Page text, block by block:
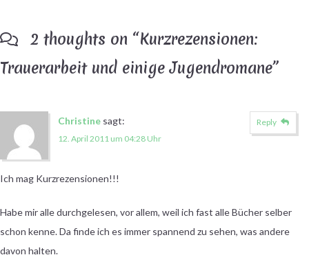
2 thoughts on “Kurzrezensionen:
Trauerarbeit und einige Jugendromane”
Christine sagt:
12. April 2011 um 04:28 Uhr
Ich mag Kurzrezensionen!!!
Habe mir alle durchgelesen, vor allem, weil ich fast alle Bücher selber
schon kenne. Da finde ich es immer spannend zu sehen, was andere
davon halten.
Reply